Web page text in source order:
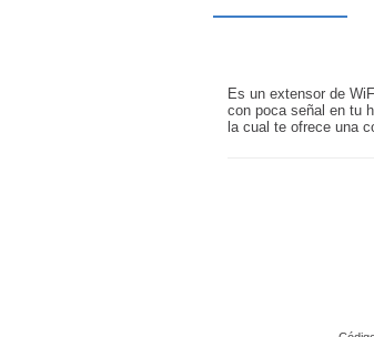
Es un extensor de
con poca señal en tu
la cual te ofrece una